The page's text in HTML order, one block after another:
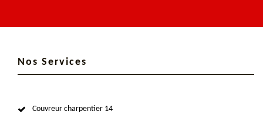
Nos Services
Couvreur charpentier 14